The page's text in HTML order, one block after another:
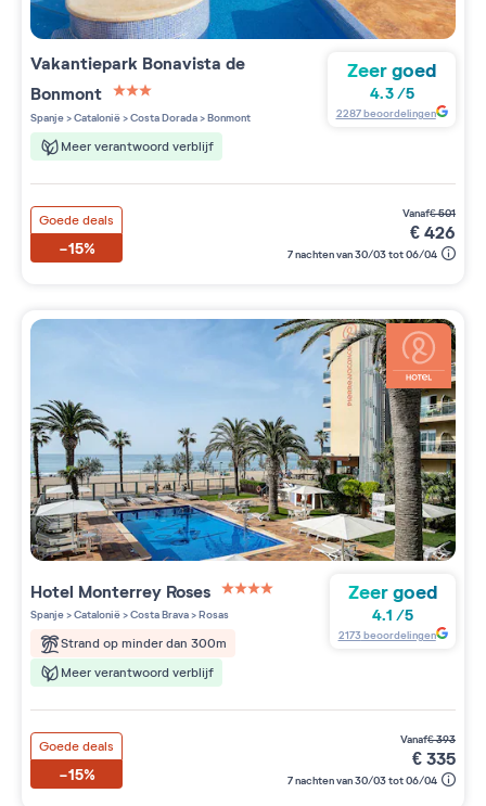
Vakantiepark Bonavista de
Bonmont
3 étoiles sur 5
Spanje>Catalonië>Costa Dorada>Bonmont
Meer verantwoord verblijf
Zeer goed
4.3/5
2287beoordelingen
Goede deals
-15%
vanaf€501
€426
7 nachten van 30/03 tot 06/04
Hotel Monterrey Roses
4 étoiles sur 5
Spanje>Catalonië>Costa Brava>Rosas
Strand op minder dan 300m
Meer verantwoord verblijf
Zeer goed
4.1 /5
2173beoordelingen
Goede deals
-15%
vanaf€393
€335
7 nachten van 30/03 tot 06/04